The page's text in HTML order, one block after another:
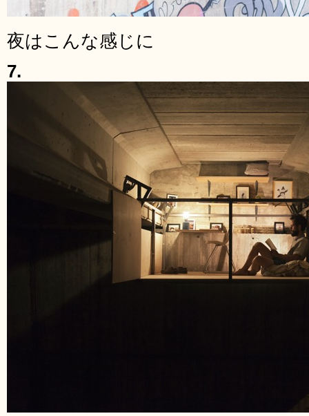
夜はこんな感じに
7.